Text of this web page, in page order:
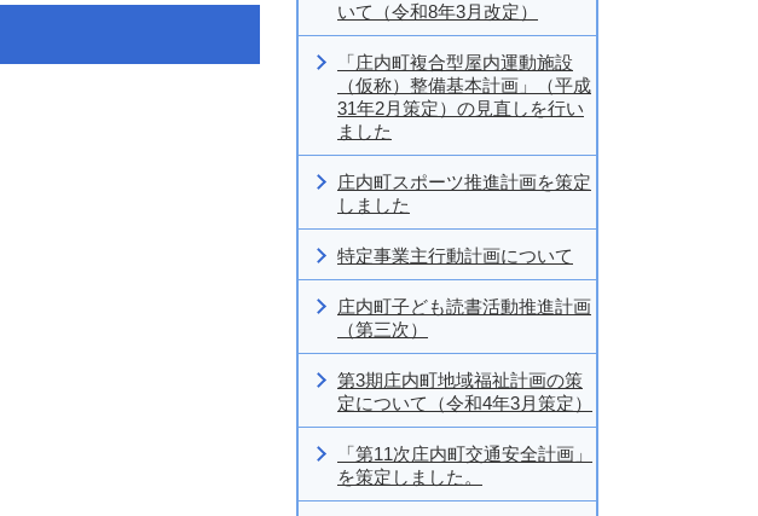
いて（令和8年3月改定）
「庄内町複合型屋内運動施設
（仮称）整備基本計画」（平成
31年2月策定）の見直しを行い
ました
庄内町スポーツ推進計画を策定
しました
特定事業主行動計画について
庄内町子ども読書活動推進計画
（第三次）
第3期庄内町地域福祉計画の策
定について（令和4年3月策定）
「第11次庄内町交通安全計画」
を策定しました。